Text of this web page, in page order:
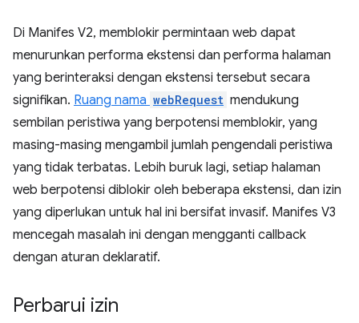
Di Manifes V2, memblokir permintaan web dapat
menurunkan performa ekstensi dan performa halaman
yang berinteraksi dengan ekstensi tersebut secara
signifikan. Ruang nama webRequest mendukung
sembilan peristiwa yang berpotensi memblokir, yang
masing-masing mengambil jumlah pengendali peristiwa
yang tidak terbatas. Lebih buruk lagi, setiap halaman
web berpotensi diblokir oleh beberapa ekstensi, dan izin
yang diperlukan untuk hal ini bersifat invasif. Manifes V3
mencegah masalah ini dengan mengganti callback
dengan aturan deklaratif.
Perbarui izin